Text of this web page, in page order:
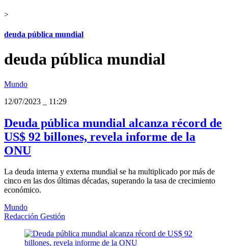
>
deuda pública mundial
deuda pública mundial
Mundo
12/07/2023
11:29
Deuda pública mundial alcanza récord de
US$ 92 billones, revela informe de la
ONU
La deuda interna y externa mundial se ha multiplicado por más de
cinco en las dos últimas décadas, superando la tasa de crecimiento
económico.
Mundo
Redacción Gestión